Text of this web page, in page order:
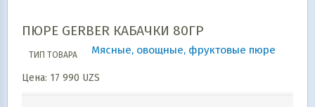
ПЮРЕ GERBER КАБАЧКИ 80ГР
ТИП ТОВАРА Мясные, овощные, фруктовые пюре
Цена: 17 990 UZS